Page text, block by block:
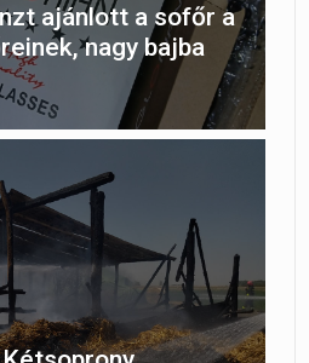
ajánlott a sofőr a
nagy bajba